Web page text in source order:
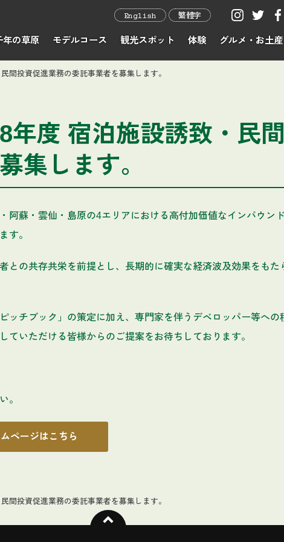
年の草原 モデルコース 観光スポット 体験 グルメ・お土産
English 繁體字
間投資促進業務の委託事業者を募集します。
年度 宿泊施設誘致・民
集します。
阿蘇・雲仙・島原の4エリアにおける高付加価値なインバウン
す。
との共存共栄を前提とし、長期的に確実な経済波及効果をも
ッチブック」の策定に加え、専門家を伴うデベロッパー等への
ていただける皆様からのご提案をお待ちしております。
。
ページはこちら
間投資促進業務の委託事業者を募集します。